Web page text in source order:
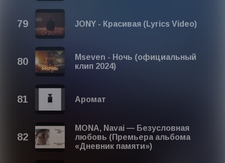
JONY - Красивая (Lyrics Video)
Mseven - Ночь (официальный
клип 2024)
Аромат
MONA, Navai — Безусловная
любовь (Премьера альбома
«Дневник памяти»)